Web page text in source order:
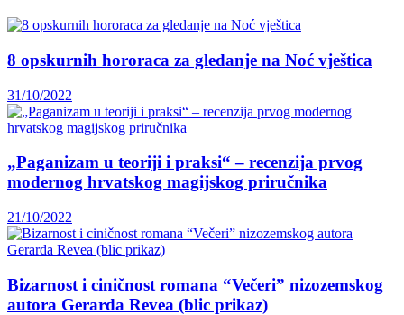
8 opskurnih hororaca za gledanje na Noć vještica
31/10/2022
„Paganizam u teoriji i praksi“ – recenzija prvog
modernog hrvatskog magijskog priručnika
21/10/2022
Bizarnost i ciničnost romana “Večeri” nizozemskog
autora Gerarda Revea (blic prikaz)